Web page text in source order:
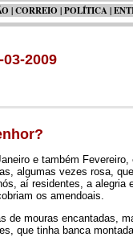
|CORREIO |POLÍTICA|
2009
e também
algumas vezes rosa,
aí residentes, a alegria
os amendoais.
de mouras encantadas,
que tinha banca